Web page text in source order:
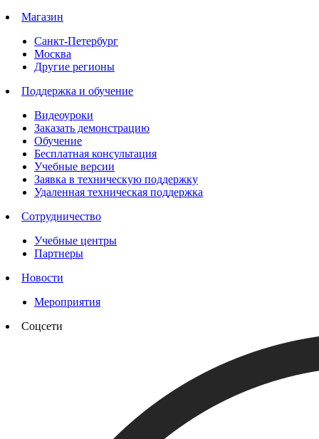
Магазин
Санкт-Петербург
Москва
Другие регионы
Поддержка и обучение
Видеоуроки
Заказать демонстрацию
Обучение
Бесплатная консультация
Учебные версии
Заявка в техническую поддержку
Удаленная техническая поддержка
Сотрудничество
Учебные центры
Партнеры
Новости
Мероприятия
Соцсети